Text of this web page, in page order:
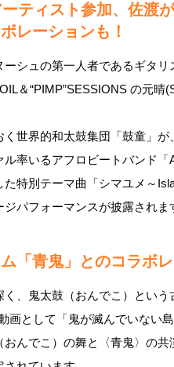
ティスト参加、佐渡
レーションも！
ーシュの第一人者であるギタリ
＆“PIMP”SESSIONS の元晴
く世界的和太鼓集団「鼓童」
ル率いるアフロビートバンド「
た特別テーマ曲「シマユメ～
パフォーマンスが披露されま
「青鬼」とのコラボ
、鬼太鼓（おんでこ）とい
画として「鬼が滅んでいない
んでこ）の舞と〈青鬼〉の